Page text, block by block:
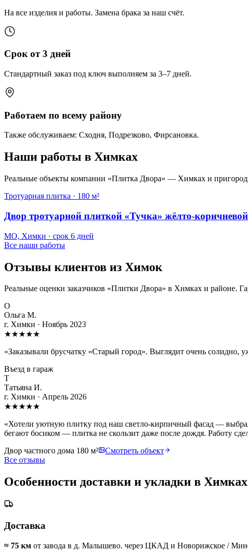
На все изделия и работы. Замена брака за наш счёт.
Срок от 3 дней
Стандартный заказ под ключ выполняем за 3–7 дней.
Работаем по всему району
Также обслуживаем: Сходня, Подрезково, Фирсановка.
Наши работы в Химках
Реальные объекты компании «Плитка Двора» — Химках и
Тротуарная плитка · 180 м²
Двор тротуарной плиткой «Тучка» жёлто-
МО, Химки · срок 6 дней
Все наши работы
Отзывы клиентов из Химок
Реальные оценки заказчиков «Плитки Двора» в Химках и районе.
О
Ольга М.
г. Химки · Ноябрь 2023
★★★★★
«Заказывали брусчатку «Старый город». Выглядит очень солидно,
Въезд в гараж
Т
Татьяна И.
г. Химки · Апрель 2026
★★★★★
«Хотели уютную плитку под наш светло-кирпичный фасад —
бегают босиком — плитка не скользит даже после дождя. Работу
Двор частного дома 180 м²
Смотреть объект
Все отзывы
Особенности доставки и укладки в Химках
Доставка
≈ 75 км от завода в д. Малышево. через ЦКАД и Новорижское /